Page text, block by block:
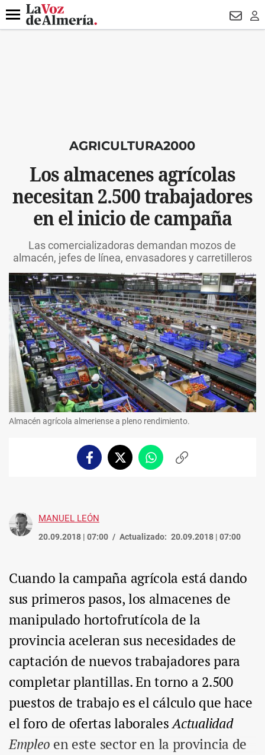
DESTACADO
Menú
AGRICULTURA2000
Los almacenes agrícolas
necesitan 2.500 trabajadores
en el inicio de campaña
Las comercializadoras demandan mozos de
almacén, jefes de línea, envasadores y carretilleros
Almacén agrícola almeriense a pleno rendimiento.
FacebookTwitterWhatsappCopiar
MANUEL LEÓN
20.09.2018 | 07:00 Actualizado: 20.09.2018 | 07:00
Cuando la campaña agrícola está dando
sus primeros pasos, los almacenes de
manipulado hortofrutícola de la
provincia aceleran sus necesidades de
captación de nuevos trabajadores para
completar plantillas. En torno a 2.500
puestos de trabajo es el cálculo que hace
el foro de ofertas laboralesActualidad
Empleo en este sector en la provincia de